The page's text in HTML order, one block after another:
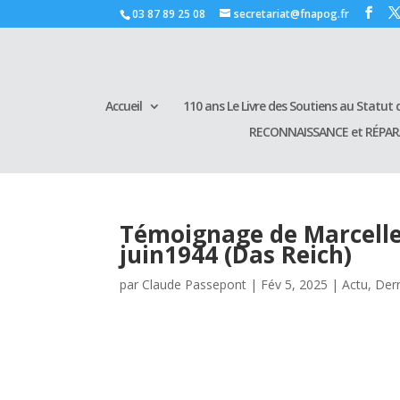
03 87 89 25 08 secretariat@fnapog.fr
Accueil 110 ans Le Livre des Soutiens au Statut
RECONNAISSANCE et
Témoignage de
juin1944 (Das Reich)
par Claude Passepont | Fév 5, 2025 |Actu,